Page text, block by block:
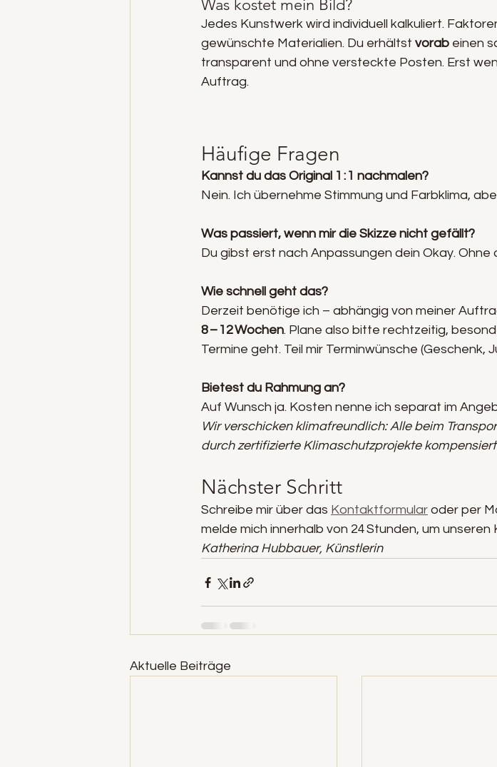
Was kostet mein Bild?
Jedes Kunstwerk wird individuell kalkuliert.
gewünschte Materialien. Du erhältst vorab einen
transparent und ohne versteckte Posten. Erst
Auftrag.
Häufige Fragen
Kannst du das Original 1 : 1 nachmalen?
Nein. Ich übernehme Stimmung und Farbklima,
Was passiert, wenn mir die Skizze nicht gefällt?
Du gibst erst nach Anpassungen dein Okay.
Wie schnell geht das?
Derzeit benötige ich – abhängig von meiner
8 – 12 Wochen. Plane also bitte rechtzeitig,
Termine geht. Teil mir Terminwünsche (Geschenk,
Bietest du Rahmung an?
Auf Wunsch ja. Kosten nenne ich separat im
Wir verschicken klimafreundlich: Alle beim
durch zertifizierte Klimaschutzprojekte
Nächster Schritt
Schreibe mir über das Kontaktformular oder per
melde mich innerhalb von 24 Stunden, um
Katherina Hubbauer, Künstlerin
Aktuelle Beiträge